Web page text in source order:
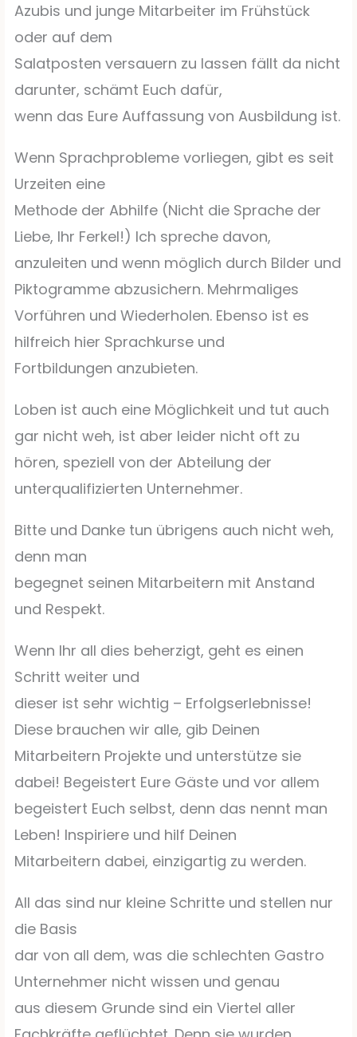
Azubis und junge Mitarbeiter im Frühstück
oder auf dem
Salatposten versauern zu lassen fällt da nicht
darunter, schämt Euch dafür,
wenn das Eure Auffassung von Ausbildung ist.
Wenn Sprachprobleme vorliegen, gibt es seit
Urzeiten eine
Methode der Abhilfe (Nicht die Sprache der
Liebe, Ihr Ferkel!) Ich spreche davon,
anzuleiten und wenn möglich durch Bilder und
Piktogramme abzusichern. Mehrmaliges
Vorführen und Wiederholen. Ebenso ist es
hilfreich hier Sprachkurse und
Fortbildungen anzubieten.
Loben ist auch eine Möglichkeit und tut auch
gar nicht weh, ist aber leider nicht oft zu
hören, speziell von der Abteilung der
unterqualifizierten Unternehmer.
Bitte und Danke tun übrigens auch nicht weh,
denn man
begegnet seinen Mitarbeitern mit Anstand
und Respekt.
Wenn Ihr all dies beherzigt, geht es einen
Schritt weiter und
dieser ist sehr wichtig – Erfolgserlebnisse!
Diese brauchen wir alle, gib Deinen
Mitarbeitern Projekte und unterstütze sie
dabei! Begeistert Eure Gäste und vor allem
begeistert Euch selbst, denn das nennt man
Leben! Inspiriere und hilf Deinen
Mitarbeitern dabei, einzigartig zu werden.
All das sind nur kleine Schritte und stellen nur
die Basis
dar von all dem, was die schlechten Gastro
Unternehmer nicht wissen und genau
aus diesem Grunde sind ein Viertel aller